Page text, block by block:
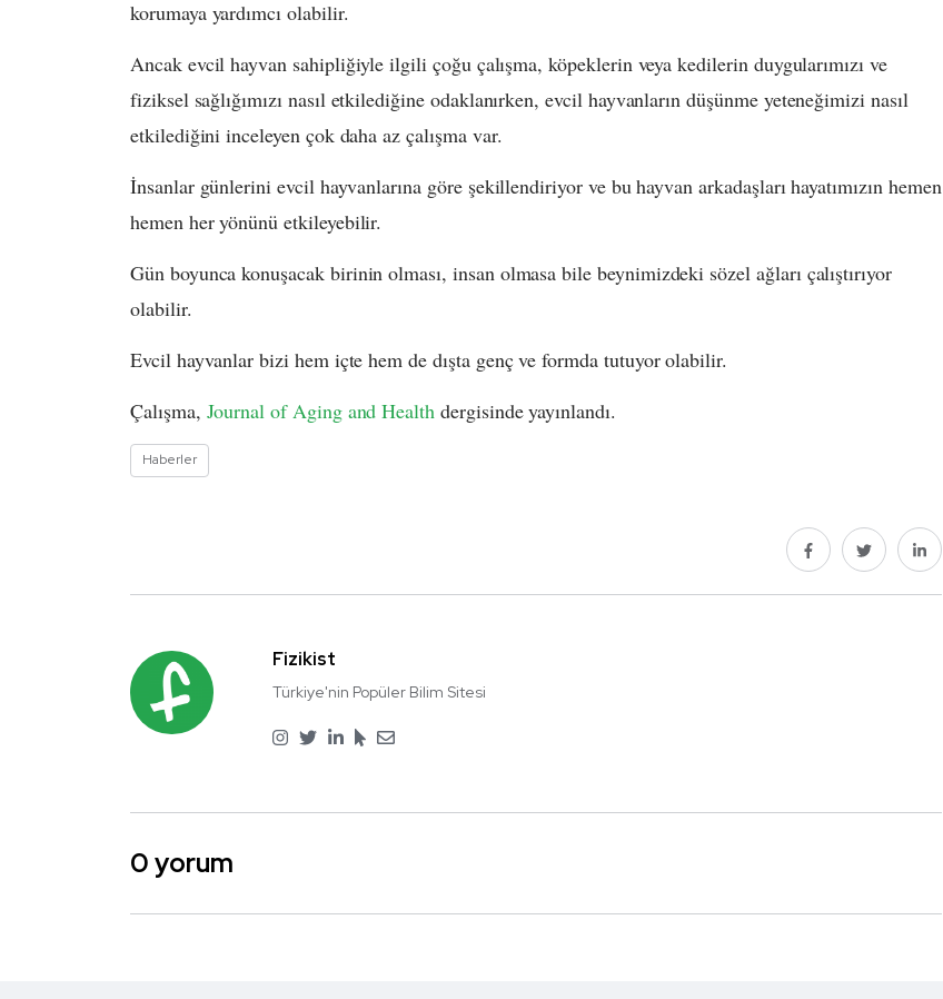
korumaya yardımcı olabilir.
Ancak evcil hayvan sahipliğiyle ilgili çoğu çalışma, köpeklerin veya kedilerin duygularımızı ve
fiziksel sağlığımızı nasıl etkilediğine odaklanırken, evcil hayvanların düşünme yeteneğimizi nasıl
etkilediğini inceleyen çok daha az çalışma var.
İnsanlar günlerini evcil hayvanlarına göre şekillendiriyor ve bu hayvan arkadaşları hayatımızın hemen
hemen her yönünü etkileyebilir.
Gün boyunca konuşacak birinin olması, insan olmasa bile beynimizdeki sözel ağları çalıştırıyor
olabilir.
Evcil hayvanlar bizi hem içte hem de dışta genç ve formda tutuyor olabilir.
Çalışma, Journal of Aging and Health dergisinde yayınlandı.
Haberler
Fizikist
Türkiye'nin Popüler Bilim Sitesi
0 yorum